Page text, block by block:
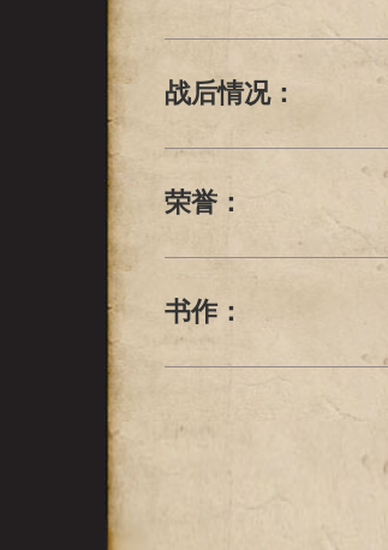
战后情况：
荣誉：
书作：